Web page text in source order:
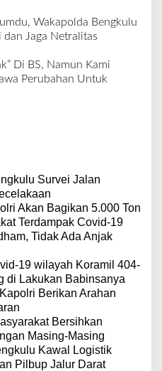
Wakapolda Bengkulu
Jaga Netralitas
Di BS, Namun Kami
Perubahan Untuk
Survei Jalan
Akan Bagikan 5.000 Ton
Terdampak Covid-19
Tidak Ada Anjak
19 wilayah Koramil 404-
di Lakukan Babinsanya
Berikan Arahan
Bersihkan
Masing-Masing
Kawal Logistik
Pilbup Jalur Darat